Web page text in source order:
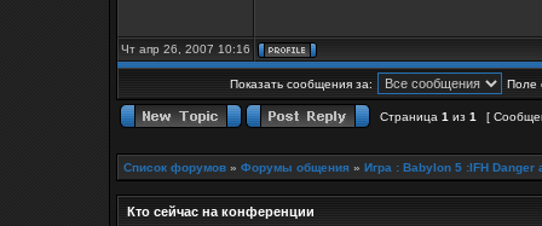
Чт апр 26, 2007 10:16
Показать сообщения за: Поле
Страница 1 из 1 [
Список форумов » Форумы общения » Игра : Babylon 5 :IFH Danger
Кто сейчас на конференции